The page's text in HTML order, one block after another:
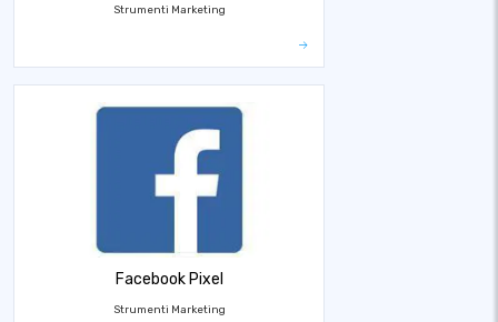
Strumenti Marketing
Facebook Pixel
Strumenti Marketing